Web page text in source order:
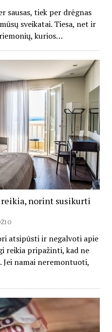
sausas, tiek per drėgnas
sveikatai. Tiesa, net ir
kurios…
norint susikurti
atsipūsti ir negalvoti apie
reikia pripažinti, kad ne
Jei namai neremontuoti,